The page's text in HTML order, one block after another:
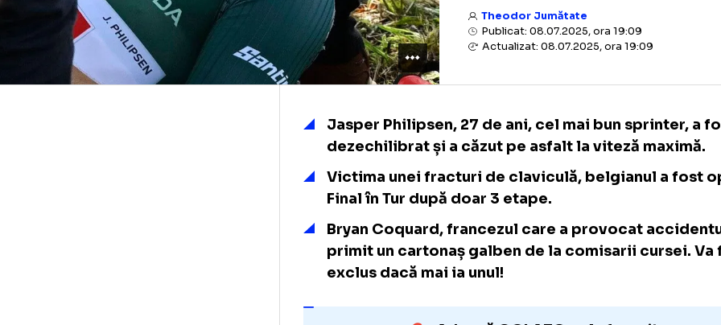
Actualizat: 08.07.2025, ora 19:09
Jasper Philipsen, 27 de ani, cel mai bun
dezechilibrat și a căzut pe asfalt la viteză
Victima unei fracturi de claviculă, belgianul
Final în Tur după doar 3 etape.